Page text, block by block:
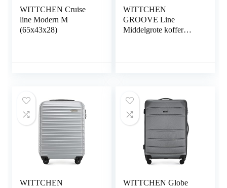
WITTCHEN Cruise
line Modern M
(65x43x28)
WITTCHEN
GROOVE Line
Middelgrote koffer
WITTCHEN
WITTCHEN Globe